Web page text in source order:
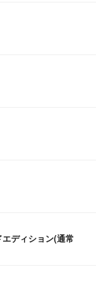
ディション(通常